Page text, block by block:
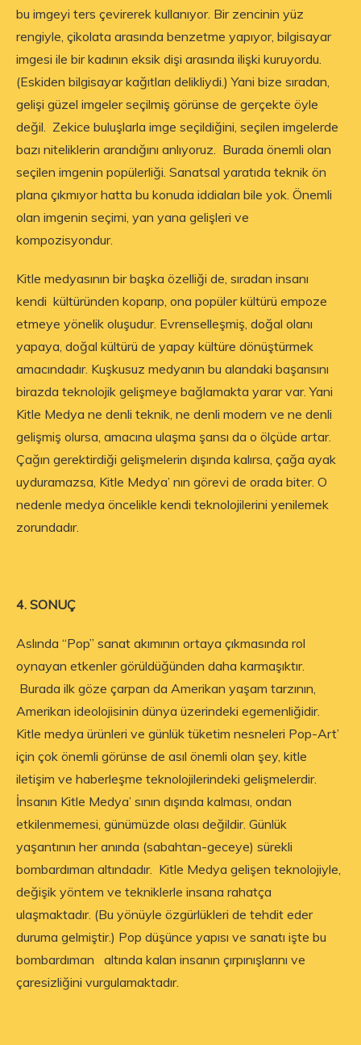
bu imgeyi ters çevirerek kullanıyor. Bir zencinin yüz
rengiyle, çikolata arasında benzetme yapıyor, bilgisayar
imgesi ile bir kadının eksik dişi arasında ilişki kuruyordu.
(Eskiden bilgisayar kağıtları delikliydi.) Yani bize sıradan,
gelişi güzel imgeler seçilmiş görünse de gerçekte öyle
değil. Zekice buluşlarla imge seçildiğini, seçilen imgelerde
bazı niteliklerin arandığını anlıyoruz. Burada önemli olan
seçilen imgenin popülerliği. Sanatsal yaratıda teknik ön
plana çıkmıyor hatta bu konuda iddiaları bile yok. Önemli
olan imgenin seçimi, yan yana gelişleri ve
kompozisyondur.
Kitle medyasının bir başka özelliği de, sıradan insanı
kendi kültüründen koparıp, ona popüler kültürü empoze
etmeye yönelik oluşudur. Evrenselleşmiş, doğal olanı
yapaya, doğal kültürü de yapay kültüre dönüştürmek
amacındadır. Kuşkusuz medyanın bu alandaki başarısını
birazda teknolojik gelişmeye bağlamakta yarar var. Yani
Kitle Medya ne denli teknik, ne denli modern ve ne denli
gelişmiş olursa, amacına ulaşma şansı da o ölçüde artar.
Çağın gerektirdiği gelişmelerin dışında kalırsa, çağa ayak
uyduramazsa, Kitle Medya’ nın görevi de orada biter. O
nedenle medya öncelikle kendi teknolojilerini yenilemek
zorundadır.
4. SONUÇ
Aslında “Pop” sanat akımının ortaya çıkmasında rol
oynayan etkenler görüldüğünden daha karmaşıktır.
Burada ilk göze çarpan da Amerikan yaşam tarzının,
Amerikan ideolojisinin dünya üzerindeki egemenliğidir.
Kitle medya ürünleri ve günlük tüketim nesneleri Pop-Art’
için çok önemli görünse de asıl önemli olan şey, kitle
iletişim ve haberleşme teknolojilerindeki gelişmelerdir.
İnsanın Kitle Medya’ sının dışında kalması, ondan
etkilenmemesi, günümüzde olası değildir. Günlük
yaşantının her anında (sabahtan-geceye) sürekli
bombardıman altındadır. Kitle Medya gelişen teknolojiyle,
değişik yöntem ve tekniklerle insana rahatça
ulaşmaktadır. (Bu yönüyle özgürlükleri de tehdit eder
duruma gelmiştir.) Pop düşünce yapısı ve sanatı işte bu
bombardıman altında kalan insanın çırpınışlarını ve
çaresizliğini vurgulamaktadır.